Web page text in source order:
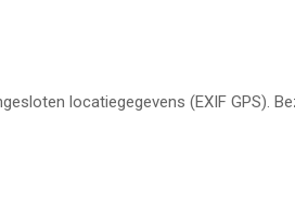
locatiegegevens (EXIF GPS).